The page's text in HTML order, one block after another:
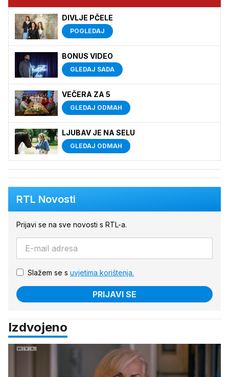
DIVLJE PČELE
POGLEDAJ
BONUS VIDEO
GLEDAJ SADA
VEČERA ZA 5
GLEDAJ ODMAH
LJUBAV JE NA SELU
GLEDAJ ODMAH
RTL Novosti
Prijavi se na sve novosti s RTL-a.
Slažem se s uvjetima korištenja.
PRIJAVI SE
Izdvojeno